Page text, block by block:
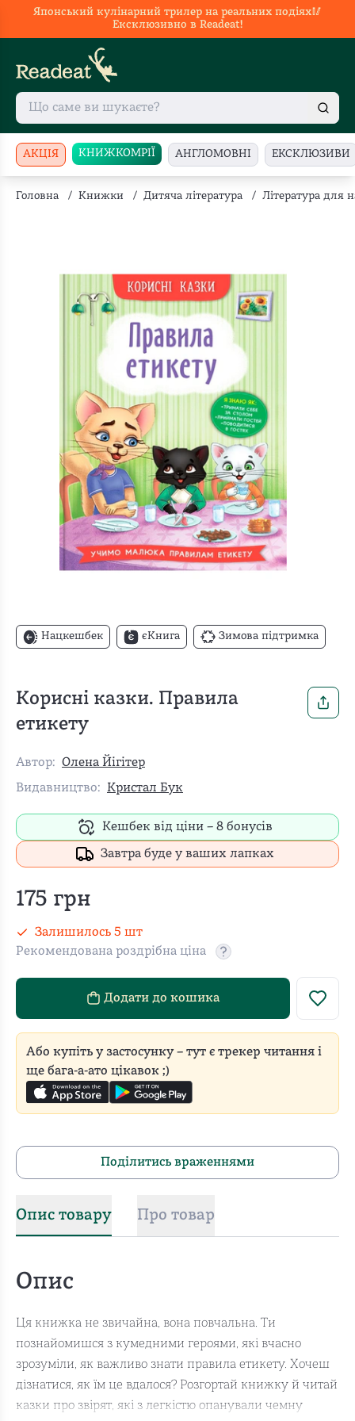
Японський кулінарний трилер на реальних подіях🥢
Ексклюзивно в Readeat!
АКЦІЯ КНИЖКОМРІЇ АНГЛОМОВНІ ЕКСКЛЮЗИВИ
Головна / Книжки / Дитяча література / Література для
Нацкешбек єКнига Зимова підтримка
Корисні казки. Правила
етикету
Автор: Олена Йігітер
Видавництво: Кристал Бук
Кешбек від ціни – 8бонусів
Завтра буде у ваших лапках
175 грн
Залишилось 5 шт
Рекомендована роздрібна ціна
Додати до кошика
Або купіть у застосунку – тут є трекер читання і
ще бага-а-ато цікавок ;)
Поділитись враженнями
Опис товару Про товар
Опис
Ця книжка не звичайна, вона повчальна. Ти
познайомишся з кумедними героями, які вчасно
зрозуміли, як важливо знати правила етикету. Хочеш
дізнатися, як їм це вдалося? Розгортай книжку й читай
казки про звірят, які з легкістю опанували чемну